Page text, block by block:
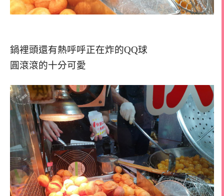
鍋裡頭還有熱呼呼正在炸的QQ球
圓滾滾的十分可愛